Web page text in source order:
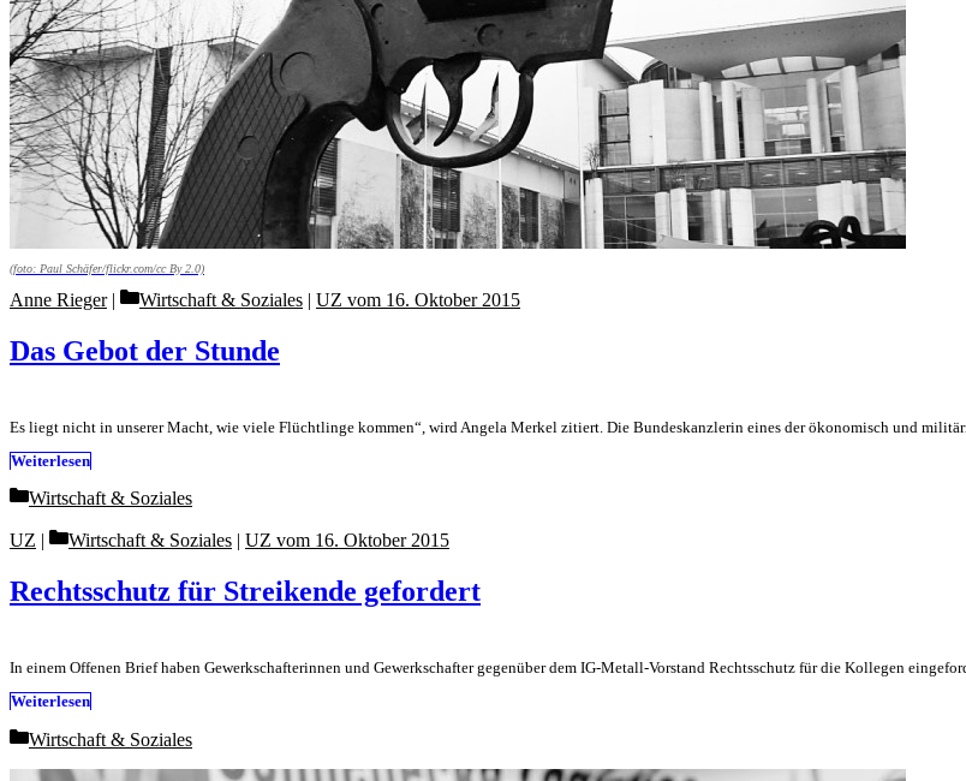
(foto: Paul Schäfer/flickr.com/cc By 2.0)
Das Gebot der Stunde
Anne Rieger Categories
Wirtschaft & Soziales | UZ vom 16. Oktober 2015
Es liegt nicht in unserer Macht, wie viele Flüchtlinge kommen“, wird Angela Merkel zitiert. Die Bundeskanzlerin eines der ökonomisch und
Weiterlesen
Categories
Wirtschaft & Soziales
Rechtsschutz für Streikende gefordert
UZ Categories
Wirtschaft & Soziales | UZ vom 16. Oktober 2015
In einem Offenen Brief haben Gewerkschafterinnen und Gewerkschafter gegenüber dem IG-Metall-Vorstand Rechtsschutz für die Kollegen
Weiterlesen
Categories
Wirtschaft & Soziales